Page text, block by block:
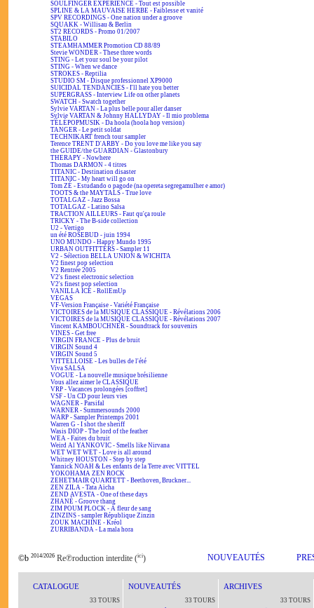
SOULFINGER EXPERIENCE - Tout est possible
SPLINE & LA MAUVAISE HERBE - Faiblesse et vanité
SPV RECORDINGS - One nation under a groove
SQUAKK - Willisau & Berlin
ST2 RECORDS - Promo 01/2007
STABILO
STEAMHAMMER Promotion CD 88/89
Stevie WONDER - These three words
STING - Let your soul be your pilot
STING - When we dance
STROKES - Reptilia
STUDIO SM - Disque professionnel XP9000
SUICIDAL TENDANCIES - I'll hate you better
SUPERGRASS - Interview Life on other planets
SWATCH - Swatch together
Sylvie VARTAN - La plus belle pour aller danser
Sylvie VARTAN & Johnny HALLYDAY - Il mio problema
TÉLÉPOPMUSIK - Da hoola (hoola hop version)
TANGER - Le petit soldat
TECHNIKART french tour sampler
Terence TRENT D'ARBY - Do you love me like you say
the GUIDE/the GUARDIAN - Glastonbury
THERAPY - Nowhere
Thomas DARMON - 4 titres
TITANIC - Destination disaster
TITANIC - My heart will go on
Tom ZÉ - Estudando o pagode (na opereta segregamulher e amor)
TOOTS & the MAYTALS - True love
TOTALGAZ - Jazz Bossa
TOTALGAZ - Latino Salsa
TRACTION AILLEURS - Faut qu'ça roule
TRICKY - The B-side collection
U2 - Vertigo
un été ROSEBUD - juin 1994
UNO MUNDO - Happy Mundo 1995
URBAN OUTFITTERS - Sampler 11
V2 - Sélection BELLA UNION & WICHITA
V2 finest pop selection
V2 Rentrée 2005
V2's finest electronic selection
V2's finest pop selection
VANILLA ICE - RollEmUp
VEGAS
VF-Version Française - Variété Française
VICTOIRES de la MUSIQUE CLASSIQUE - Révélations 2006
VICTOIRES de la MUSIQUE CLASSIQUE - Révélations 2007
Vincent KAMBOUCHNER - Soundtrack for souvenirs
VINES - Get free
VIRGIN FRANCE - Plus de bruit
VIRGIN Sound 4
VIRGIN Sound 5
VITTELLOISE - Les bulles de l'été
Viva SALSA
VOGUE - La nouvelle musique brésilienne
Vous allez aimer le CLASSIQUE
VRP - Vacances prolongées [coffret]
VSF - Un CD pour leurs vies
WAGNER - Parsifal
WARNER - Summersounds 2000
WARP - Sampler Printemps 2001
Warren G - I shot the sheriff
Wasis DIOP - The lord of the feather
WEA - Faites du bruit
Weird Al YANKOVIC - Smells like Nirvana
WET WET WET - Love is all around
Whitney HOUSTON - Step by step
Yannick NOAH & Les enfants de la Terre avec VITTEL
YOKOHAMA ZEN ROCK
ZEHETMAIR QUARTETT - Beethoven, Bruckner...
ZEN ZILA - Tata Aïcha
ZEND AVESTA - One of these days
ZHANÉ - Groove thang
ZIM POUM PLOCK - A fleur de sang
ZINZINS - sampler République Zinzin
ZOUK MACHINE - Kréol
ZURRIBANDA - La mala hora
©b 2014/2026 Re℗roduction interdite (ici) NOUVEAUTÉS
CATALOGUE
33 TOURS
NOUVEAUTÉS
33 TOURS
ARCHIVES
33 TOURS